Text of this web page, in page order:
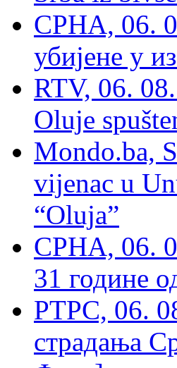
СРНА, 06.
убијене у
RTV, 06.
Oluje
Mondo.ba,
vijenac u
“Oluja”
СРНА, 06.
31 године
РТРС, 06.
страдања